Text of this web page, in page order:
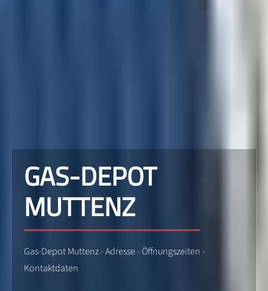
GAS-DEPOT
MUTTENZ
Gas-Depot Muttenz - Adresse - Öffnungszeiten -
Kontaktdaten